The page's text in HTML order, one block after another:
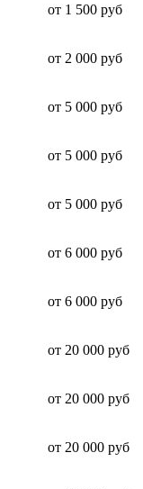
от 1 500 руб
от 2 000 руб
от 5 000 руб
от 5 000 руб
от 5 000 руб
от 6 000 руб
от 6 000 руб
от 20 000 руб
от 20 000 руб
от 20 000 руб